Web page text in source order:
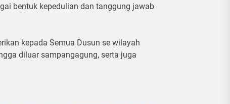
bentuk kepedulian dan tanggung jawab
kepada Semua Dusun se wilayah
diluar sampangagung, serta juga